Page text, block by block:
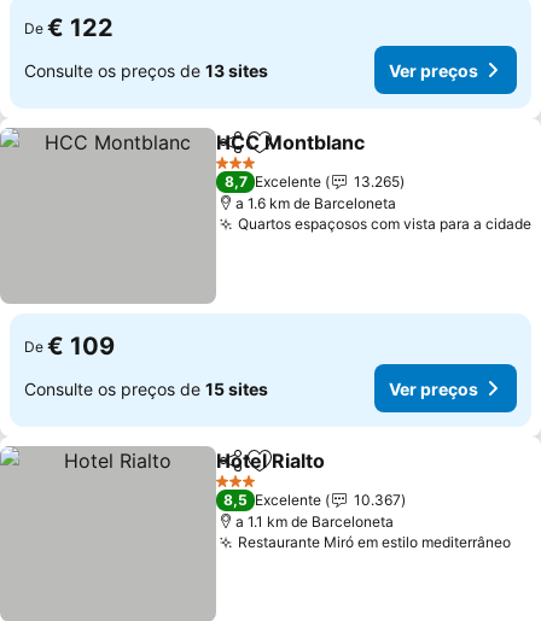
De € 122
Consulte os preços de 13 sites Ver preços
PartilharAdicionar aos favoritos
HCC Montblanc
3 Estrelas
8,7 Excelente
13.265
a 1.6 km de Barceloneta
Quartos espaçosos com vista para a cidade
De € 109
Consulte os preços de 15 sites Ver preços
PartilharAdicionar aos favoritos
Hotel Rialto
3 Estrelas
8,5 Excelente
10.367
a 1.1 km de Barceloneta
Restaurante Miró em estilo mediterrâneo